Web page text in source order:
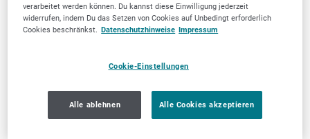
verarbeitet werden können. Du kannst diese Einwilligung jederzeit
widerrufen, indem Du das Setzen von Cookies auf Unbedingt erforderlich
Cookies beschränkst. Datenschutzhinweise Impressum
Cookie-Einstellungen
Alle ablehnen Alle Cookies akzeptieren